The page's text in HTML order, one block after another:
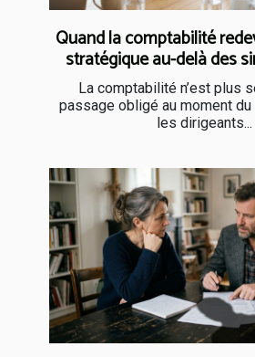
Quand la comptabilité
stratégique au-delà des
La comptabilité n’est plus
passage obligé au moment
les dirigeants...